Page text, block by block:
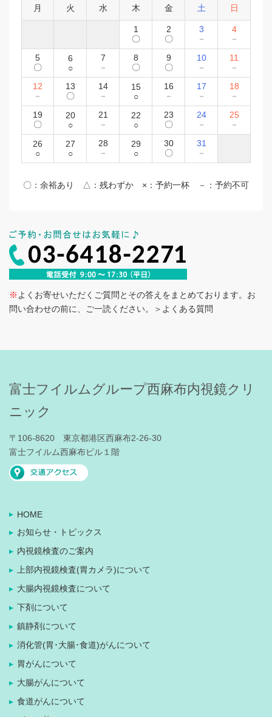
月 火 水 木 金 土 日
1
〇
2
〇
3
－
4
－
5
〇
6
○
7
－
8
〇
9
〇
10
－
11
－
12
－
13
〇
14
－
15
○
16
－
17
－
18
－
19
〇
20
○
21
－
22
○
23
〇
24
－
25
－
26
○
27
○
28
－
29
○
30
〇
31
－
〇：余裕あり △：残わずか ×：予約一杯 －：予約不可
※ よくお寄せいただくご質問とその答えをまとめております。お
問い合わせの前に、ご一読ください。
＞よくある質問
富士フイルムグループ西麻布内視鏡クリ
ニック
〒106-8620 東京都港区西麻布2-26-30
富士フイルム西麻布ビル１階
HOME
お知らせ・トピックス
内視鏡検査のご案内
上部内視鏡検査(胃カメラ)について
大腸内視鏡検査について
下剤について
鎮静剤について
消化管(胃･大腸･食道)がんについて
胃がんについて
大腸がんについて
食道がんについて